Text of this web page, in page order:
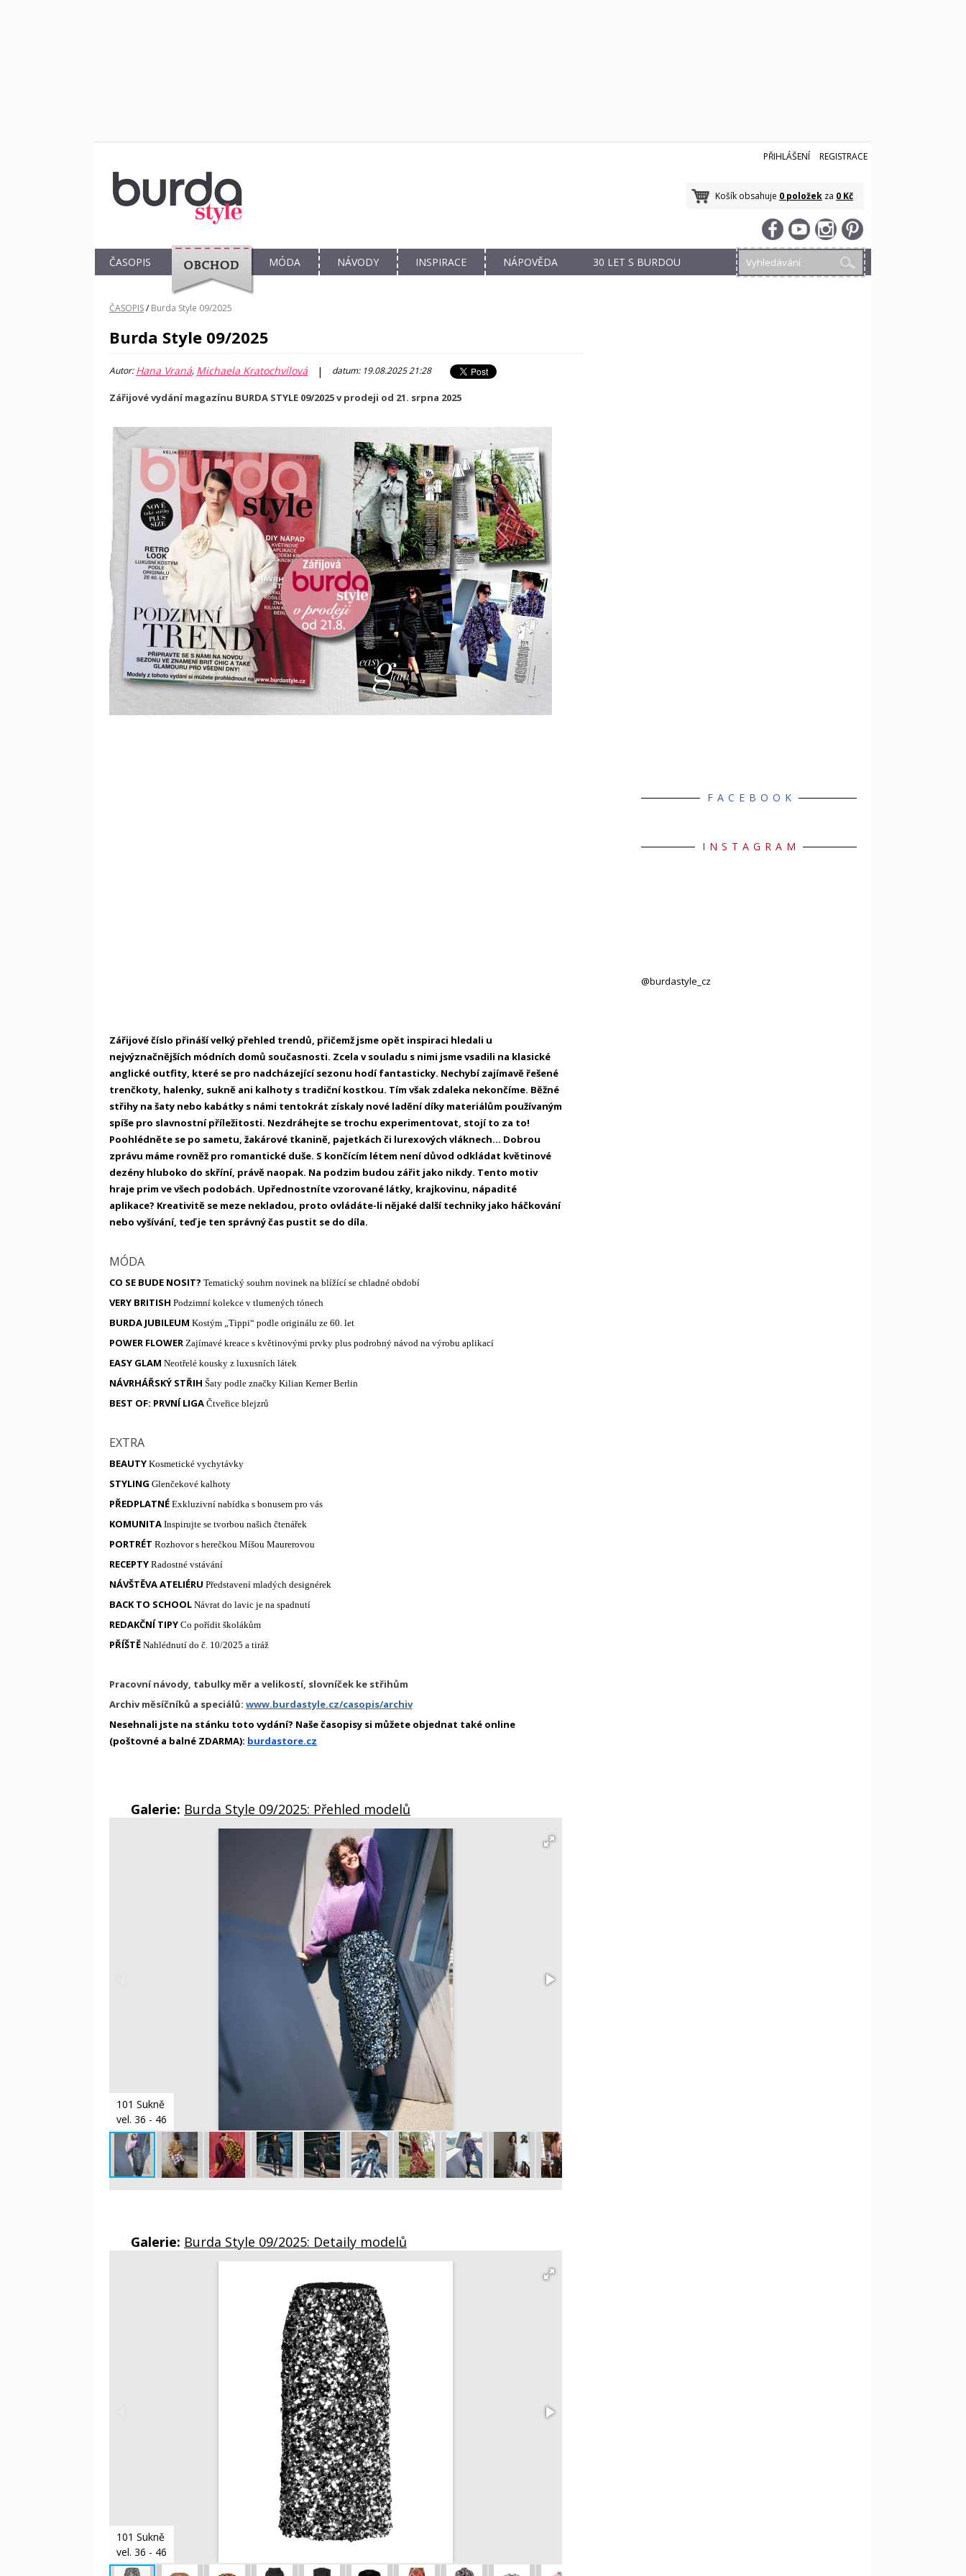
PŘIHLÁŠENÍ REGISTRACE
Košík obsahuje 0 položek za 0 Kč
ČASOPIS
OBCHOD
MÓDA NÁVODY INSPIRACE NÁPOVĚDA 30 LET S BURDOU
ČASOPIS/ Burda Style 09/2025
Burda Style 09/2025
Autor:Hana Vraná, Michaela Kratochvílová | datum: 19.08.2025 21:28
Zářijové vydání magazínu BURDA STYLE 09/2025 v prodeji od 21. srpna 2025
Zářijové číslo přináší velký přehled trendů, přičemž jsme opět inspiraci hledali u
nejvýznačnějších módních domů současnosti. Zcela v souladu s nimi jsme vsadili na klasické
anglické outfity, které se pro nadcházející sezonu hodí fantasticky. Nechybí zajímavě řešené
trenčkoty, halenky, sukně ani kalhoty s tradiční kostkou. Tím však zdaleka nekončíme. Běžné
střihy na šaty nebo kabátky s námi tentokrát získaly nové ladění díky materiálům používaným
spíše pro slavnostní příležitosti. Nezdráhejte se trochu experimentovat, stojí to za to!
Poohlédněte se po sametu, žakárové tkanině, pajetkách či lurexových vláknech… Dobrou
zprávu máme rovněž pro romantické duše. S končícím létem není důvod odkládat květinové
dezény hluboko do skříní, právě naopak. Na podzim budou zářit jako nikdy. Tento motiv
hraje prim ve všech podobách. Upřednostníte vzorované látky, krajkovinu, nápadité
aplikace? Kreativitě se meze nekladou, proto ovládáte-li nějaké další techniky jako háčkování
nebo vyšívání, teď je ten správný čas pustit se do díla.
MÓDA
CO SE BUDE NOSIT? Tematický souhrn novinek na blížící se chladné období
VERY BRITISH Podzimní kolekce v tlumených tónech
BURDA JUBILEUM Kostým „Tippi“ podle originálu ze 60. let
POWER FLOWER Zajímavé kreace s květinovými prvky plus podrobný návod na výrobu aplikací
EASY GLAM Neotřelé kousky z luxusních látek
NÁVRHÁŘSKÝ STŘIH Šaty podle značky Kilian Kerner Berlin
BEST OF: PRVNÍ LIGA Čtveřice blejzrů
EXTRA
BEAUTY Kosmetické vychytávky
STYLING Glenčekové kalhoty
PŘEDPLATNÉ Exkluzivní nabídka s bonusem pro vás
KOMUNITA Inspirujte se tvorbou našich čtenářek
PORTRÉT Rozhovor s herečkou Míšou Maurerovou
RECEPTY Radostné vstávání
NÁVŠTĚVA ATELIÉRU Představení mladých designérek
BACK TO SCHOOL Návrat do lavic je na spadnutí
REDAKČNÍ TIPY Co pořídit školákům
PŘÍŠTĚ Nahlédnutí do č. 10/2025 a tiráž
Pracovní návody, tabulky měr a velikostí, slovníček ke střihům
Archiv měsíčníků a speciálů: www.burdastyle.cz/casopis/archiv
Nesehnali jste na stánku toto vydání? Naše časopisy si můžete objednat také online
(poštovné a balné ZDARMA): burdastore.cz
Galerie: Burda Style 09/2025: Přehled modelů
101 Sukně
vel. 36 - 46
Galerie: Burda Style 09/2025: Detaily modelů
101 Sukně
vel. 36 - 46
FACEBOOK
INSTAGRAM
@burdastyle_cz